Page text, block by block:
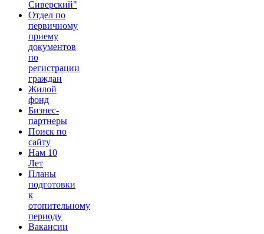
Сиверский"
Отдел по
первичному
приему
документов
по
регистрации
граждан
Жилой
фонд
Бизнес-
партнеры
Поиск по
сайту
Нам 10
Лет
Планы
подготовки
к
отопительному
периоду
Вакансии